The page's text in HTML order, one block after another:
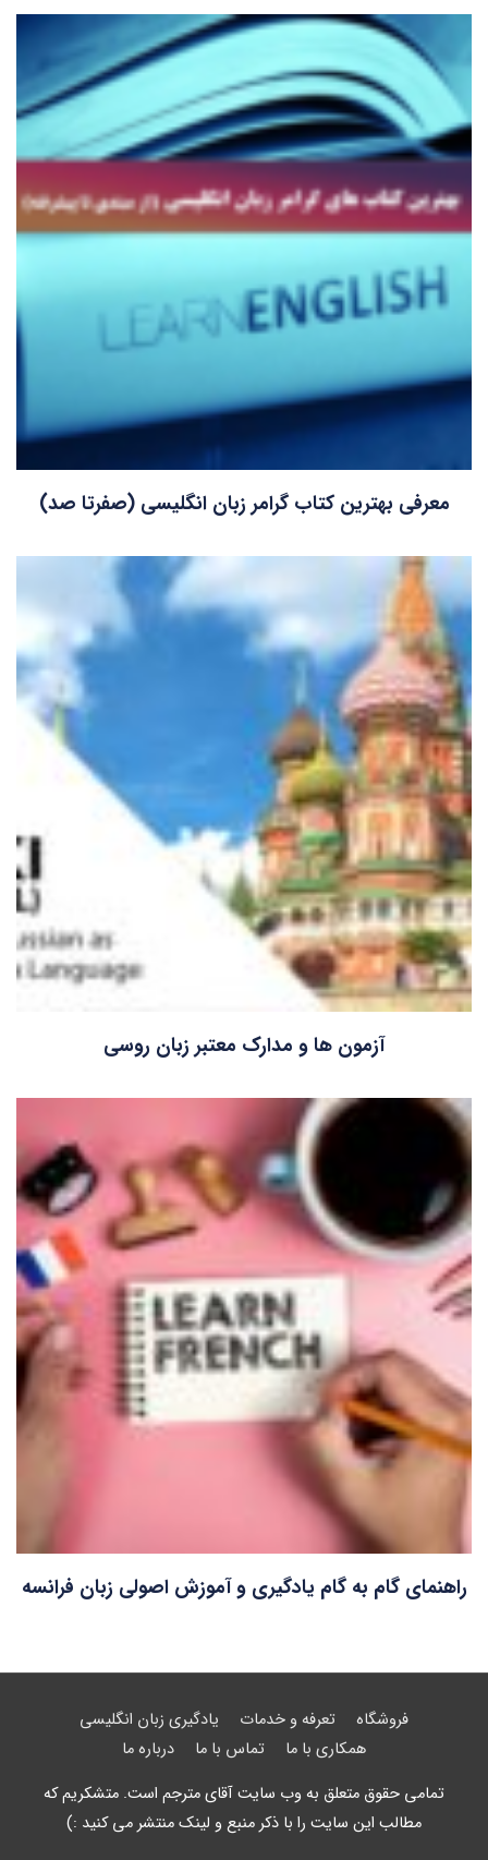
معرفی بهترین کتاب گرامر زبان انگلیسی (صفرتا صد)
آزمون ها و مدارک معتبر زبان روسی
راهنمای گام به گام یادگیری و آموزش اصولی زبان فرانسه
فروشگاه تعرفه و خدمات
یادگیری زبان انگلیسی
همکاری با ما
تماس با ما
درباره ما
تمامی حقوق متعلق به وب سایت آقای مترجم است. متشکریم که
مطالب این سایت را با ذکر منبع و لینک منتشر می کنید :)